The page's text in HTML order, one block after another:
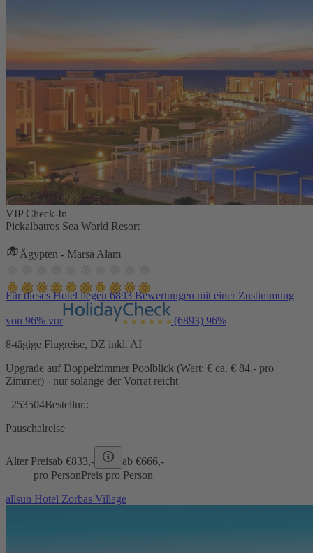
VIP Check-In
Pickalbatros Sea World Resort
Ägypten - Marsa Alam
Für dieses Hotel liegen 6893 Bewertungen mit einer Zustimmung
von 96% vor (6893) 96%
8-tägige Flugreise, DZ inkl. AI
Upgrade auf Doppelzimmer Poolblick (Wert: € ca. € 84,- pro
Zimmer) - nur solange der Vorrat reicht
253504Bestellnr.:
Pauschalreise
Alter Preisab €833,- ab €666,-
pro PersonPreis pro Person
allsun Hotel Zorbas Village